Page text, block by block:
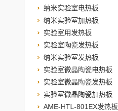
纳米实验室电热板
纳米实验室加热板
实验室用发热板
实验室陶瓷发热板
纳米实验室发热板
实验室微晶陶瓷电热板
实验室微晶陶瓷发热板
实验室微晶陶瓷加热板
AME-HTL-801EX发热板